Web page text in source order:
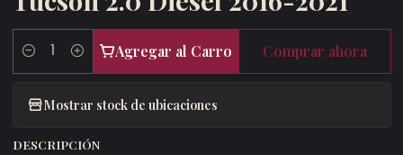
Cantidad
Agregar al Carro Comprar ahora
Mostrar stock de ubicaciones
DESCRIPCIÓN